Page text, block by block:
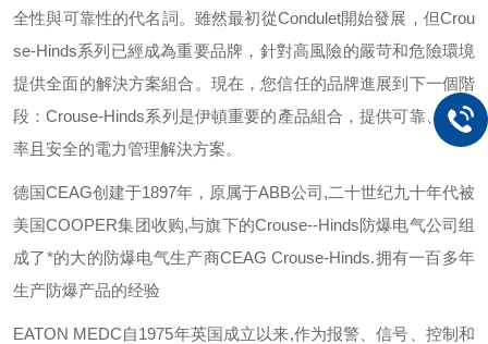
全性與可靠性的代名詞。雖然最初從Condulet開始發展，但Crou
se-Hinds系列已經成為重要品牌，針對高風險的嚴苛和危險環境
提供全面的解決方案組合。現在，您信任的品牌進展到下一個階
段：Crouse-Hinds系列是伊頓重要的產品組合，提供可靠、有效
率且安全的電力管理解決方案。
德国CEAG创建于1897年，原属于ABB公司,二十世纪九十年代被
美国COOPER集团收购,与旗下的Crouse--Hinds防爆电气公司组
成了*的大的防爆电气生产商CEAG Crouse-Hinds.拥有一百多年
生产防爆产品的经验
EATON MEDC自1975年英国成立以来,作为报警、信号、控制和